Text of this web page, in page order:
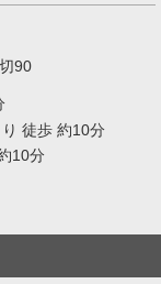
90
徒歩 約10分
10分